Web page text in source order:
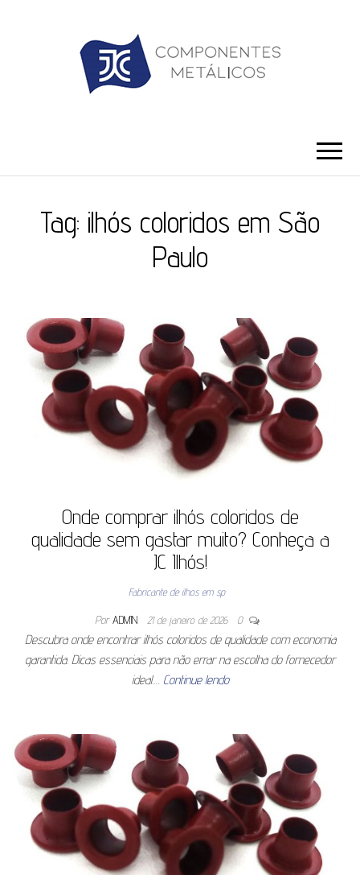
Tag: ilhós coloridos em São
Paulo
Onde comprar ilhós coloridos de
qualidade sem gastar muito? Conheça a
JC Ilhós!
Fabricante de ilhos em sp
Por ADMIN 21 de janeiro de 2026 0
Descubra onde encontrar ilhós coloridos de qualidade com economia
garantida. Dicas essenciais para não errar na escolha do fornecedor
ideal.… Continue lendo